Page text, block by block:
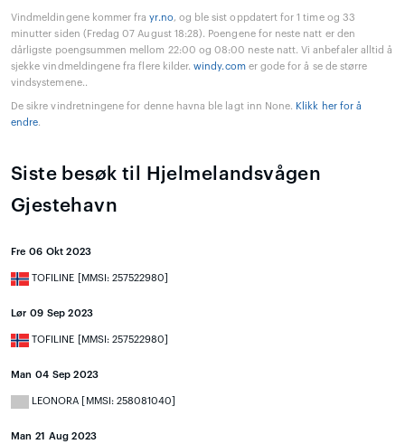
Vindmeldingene kommer frayr.no, og ble sist oppdatert for 1 time og 33
minutter siden (Fredag 07 August 18:28). Poengene for neste natt er den
dårligste poengsummen mellom 22:00 og 08:00 neste natt. Vi anbefaler alltid å
sjekke vindmeldingene fra flere kilder.windy.comer gode for å se de større
vindsystemene..
De sikre vindretningene for denne havna ble lagt inn None. Klikk her for å
endre.
Siste besøk til Hjelmelandsvågen
Gjestehavn
Fre 06 Okt 2023
TOFILINE [MMSI: 257522980]
Lør 09 Sep 2023
TOFILINE [MMSI: 257522980]
Man 04 Sep 2023
LEONORA [MMSI: 258081040]
Man 21 Aug 2023